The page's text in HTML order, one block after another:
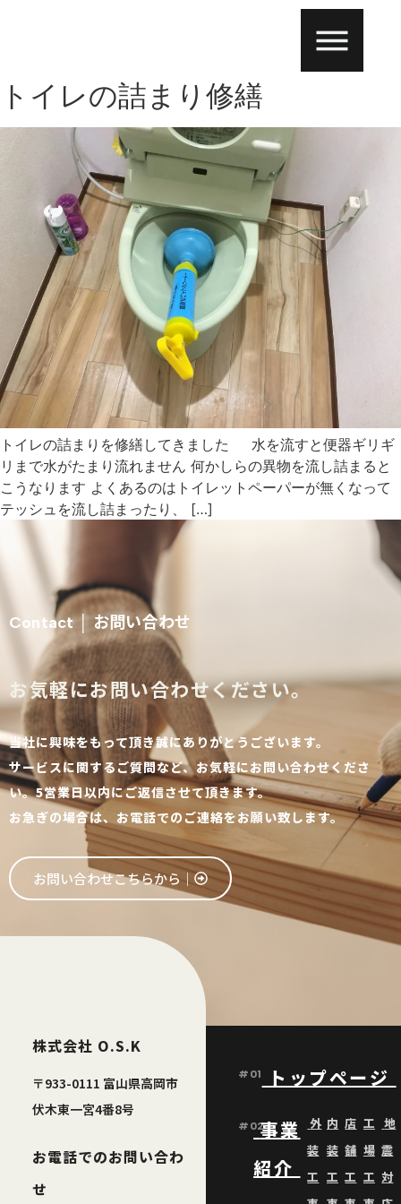
トイレの詰まり修繕
トイレの詰まりを修繕してきました 水を流すと便器ギリギ
リまで水がたまり流れません 何かしらの異物を流し詰まると
こうなります よくあるのはトイレットペーパーが無くなって
テッシュを流し詰まったり、 […]
Contact │ お問い合わせ
お気軽にお問い合わせください。
当社に興味をもって頂き誠にありがとうございます。
サービスに関するご質問など、お気軽にお問い合わせくださ
い。5営業日以内にご返信させて頂きます。
お急ぎの場合は、お電話でのご連絡をお願い致します。
お問い合わせこちらから│
株式会社 O.S.K
〒933-0111 富山県高岡市
伏木東一宮4番8号
お電話でのお問い合わ
せ
#01 トップページ
#02事業
紹介
外
装
工
内
装
工
店
舗
工
工
場
工
地
震
対